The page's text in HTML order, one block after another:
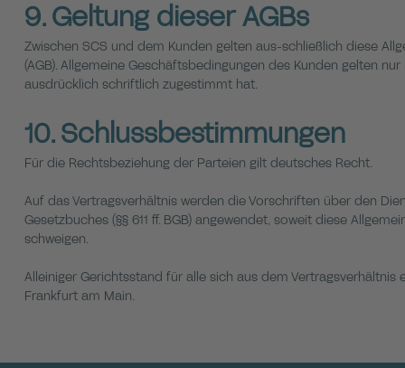
9. Geltung dieser AGBs
Zwischen SCS und dem Kunden gelten aus-schließlich diese
(AGB). Allgemeine Geschäftsbedingungen des Kunden gelten
ausdrücklich schriftlich zugestimmt hat.
10. Schlussbestimmungen
Für die Rechtsbeziehung der Parteien gilt deutsches Recht.
Auf das Vertragsverhältnis werden die Vorschriften über den
Gesetzbuches (§§ 611 ff. BGB) angewendet, soweit diese
schweigen.
Alleiniger Gerichtsstand für alle sich aus dem Vertragsverhältnis
Frankfurt am Main.